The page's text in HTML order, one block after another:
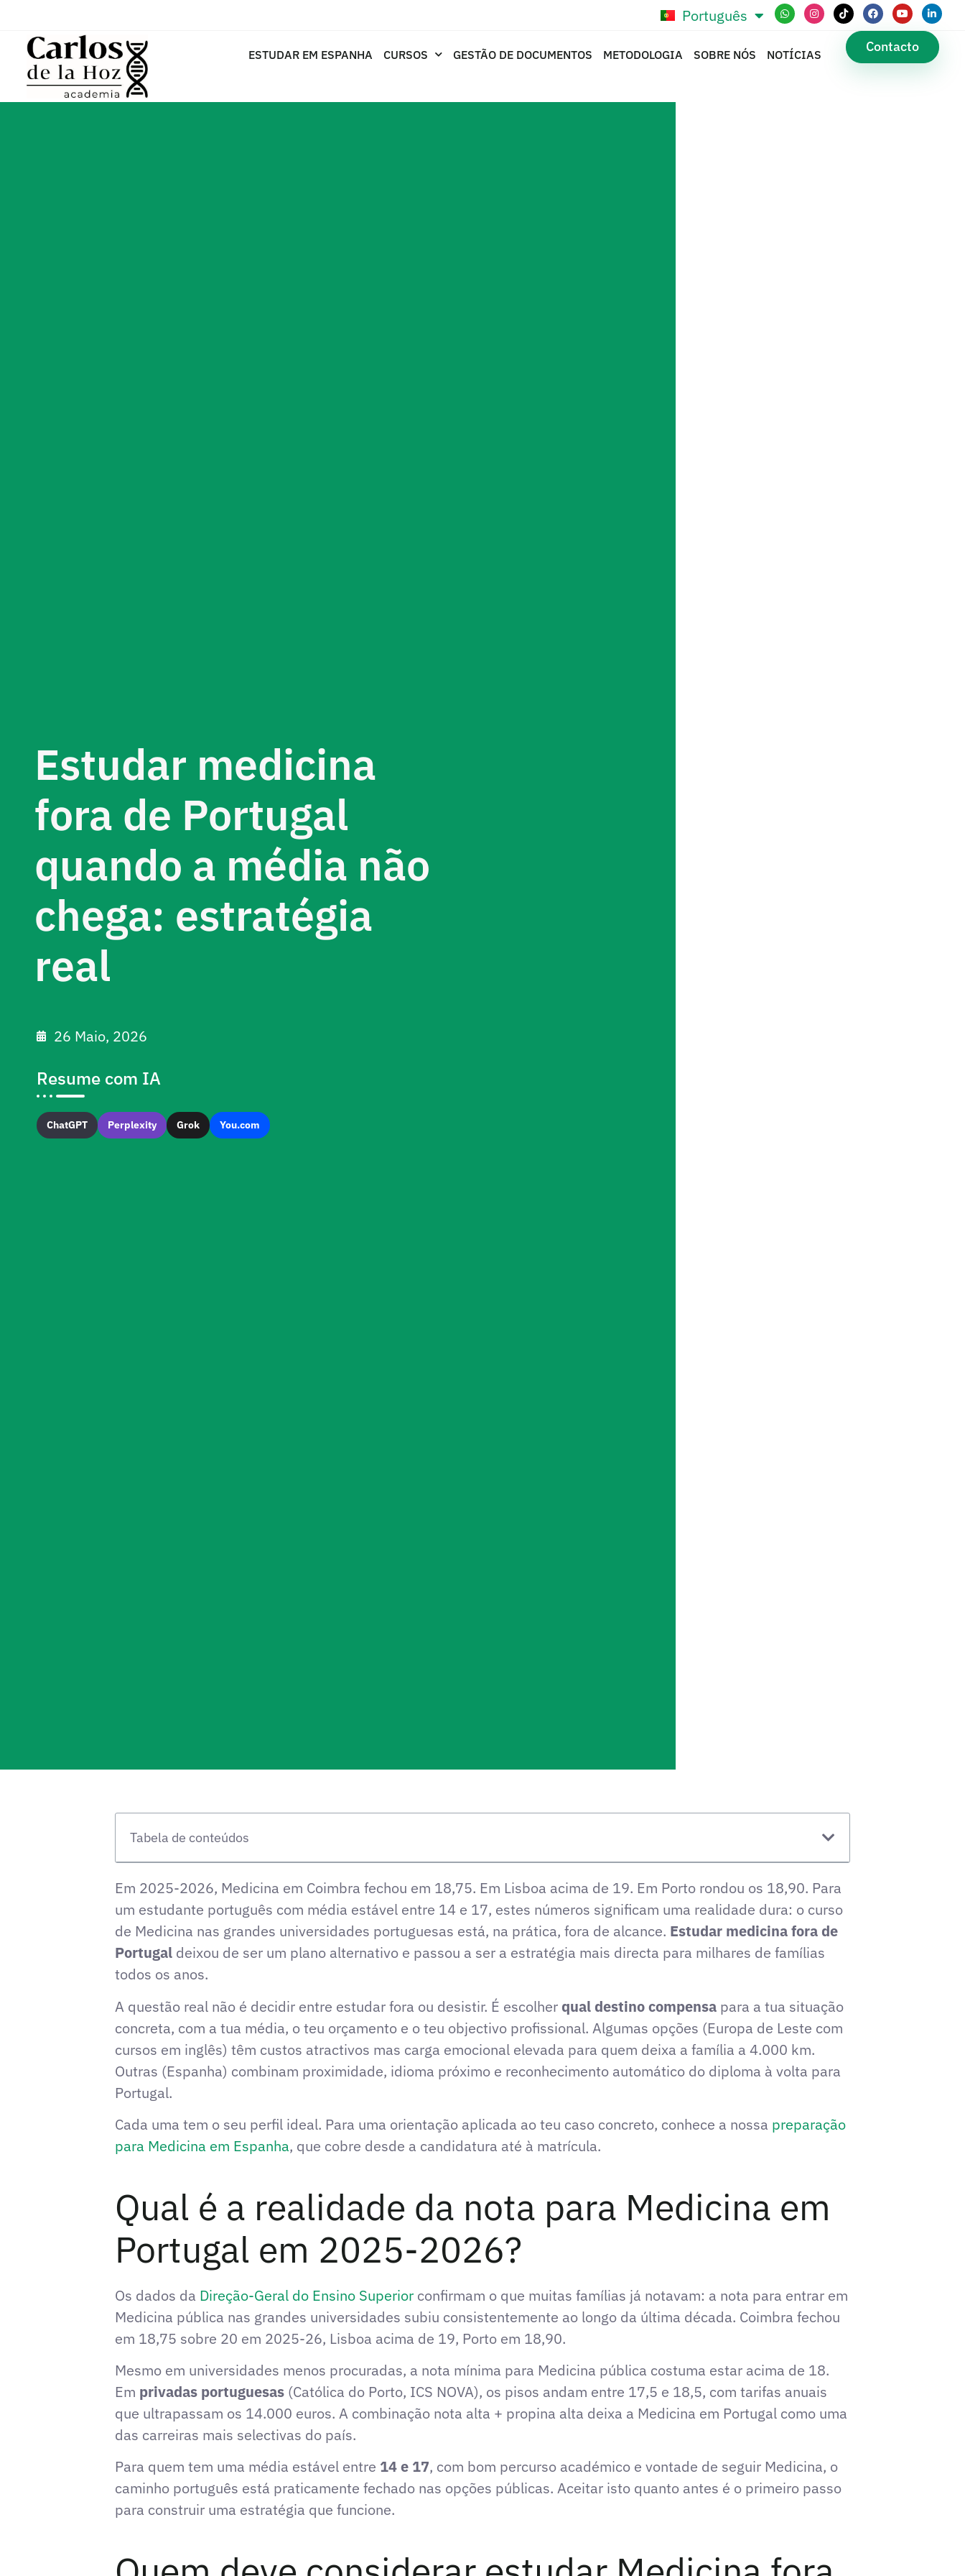
Português
Español
ESTUDAR EM ESPANHA CURSOS GESTÃO DE DOCUMENTOS METODOLOGIA SOBRE NÓS NOTÍCIAS Contacto
Estudar medicina
fora de Portugal
quando a média não
chega: estratégia
real
26 Maio, 2026
Resume com IA
ChatGPT Perplexity Grok You.com
Tabela de conteúdos
Em 2025-2026, Medicina em Coimbra fechou em 18,75. Em Lisboa acima de 19. Em Porto rondou os 18,90. Para
um estudante português com média estável entre 14 e 17, estes números significam uma realidade dura: o curso
de Medicina nas grandes universidades portuguesas está, na prática, fora de alcance. Estudar medicina fora de
Portugal deixou de ser um plano alternativo e passou a ser a estratégia mais directa para milhares de famílias
todos os anos.
A questão real não é decidir entre estudar fora ou desistir. É escolher qual destino compensa para a tua situação
concreta, com a tua média, o teu orçamento e o teu objectivo profissional. Algumas opções (Europa de Leste com
cursos em inglês) têm custos atractivos mas carga emocional elevada para quem deixa a família a 4.000 km.
Outras (Espanha) combinam proximidade, idioma próximo e reconhecimento automático do diploma à volta para
Portugal.
Cada uma tem o seu perfil ideal. Para uma orientação aplicada ao teu caso concreto, conhece a nossa preparação
para Medicina em Espanha, que cobre desde a candidatura até à matrícula.
Qual é a realidade da nota para Medicina em
Portugal em 2025-2026?
Os dados da Direção-Geral do Ensino Superior confirmam o que muitas famílias já notavam: a nota para entrar em
Medicina pública nas grandes universidades subiu consistentemente ao longo da última década. Coimbra fechou
em 18,75 sobre 20 em 2025-26, Lisboa acima de 19, Porto em 18,90.
Mesmo em universidades menos procuradas, a nota mínima para Medicina pública costuma estar acima de 18.
Em privadas portuguesas (Católica do Porto, ICS NOVA), os pisos andam entre 17,5 e 18,5, com tarifas anuais
que ultrapassam os 14.000 euros. A combinação nota alta + propina alta deixa a Medicina em Portugal como uma
das carreiras mais selectivas do país.
Para quem tem uma média estável entre 14 e 17, com bom percurso académico e vontade de seguir Medicina, o
caminho português está praticamente fechado nas opções públicas. Aceitar isto quanto antes é o primeiro passo
para construir uma estratégia que funcione.